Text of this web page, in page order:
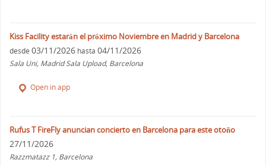
Kiss Facility estarán el próximo Noviembre en Madrid y Barcelona
desde 03/11/2026 hasta 04/11/2026
Sala Uni, Madrid Sala Upload, Barcelona
Open in app
Rufus T FireFly anuncian concierto en Barcelona para este otoño
27/11/2026
Razzmatazz 1, Barcelona